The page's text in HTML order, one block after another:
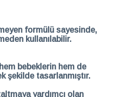
formülü sayesinde,
kullanılabilir.
bebeklerin hem de
şekilde tasarlanmıştır.
yardımcı olan